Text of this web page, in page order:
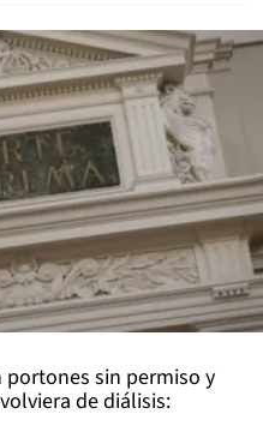
sin permiso y
de diálisis: